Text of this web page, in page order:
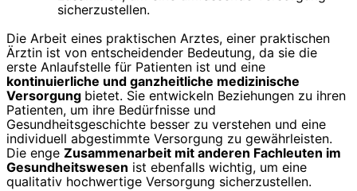
sicherzustellen.
Die Arbeit eines praktischen Arztes, einer praktischen
Ärztin ist von entscheidender Bedeutung, da sie die
erste Anlaufstelle für Patienten ist und eine
kontinuierliche und ganzheitliche medizinische
Versorgung bietet. Sie entwickeln Beziehungen zu ihren
Patienten, um ihre Bedürfnisse und
Gesundheitsgeschichte besser zu verstehen und eine
individuell abgestimmte Versorgung zu gewährleisten.
Die enge Zusammenarbeit mit anderen Fachleuten im
Gesundheitswesen ist ebenfalls wichtig, um eine
qualitativ hochwertige Versorgung sicherzustellen.